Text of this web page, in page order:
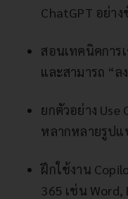
ChatGPT อย่าง
สอนเทคนิคการ
และสามารถ “ล
ยกตัวอย่าง Use
หลากหลายรูป
ฝึกใช้งาน
365 เช่น Word,